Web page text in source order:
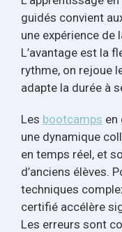
guidés convient
une expérience de
L’avantage est la
rythme, on rejoue
adapte la durée à
Les bootcamps en
une dynamique
en temps réel, et
d’anciens élèves.
techniques
certifié accélère
Les erreurs sont